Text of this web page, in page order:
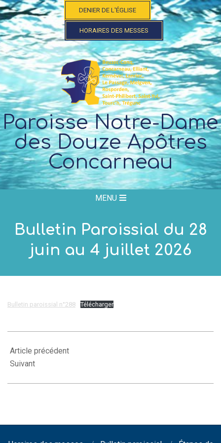
Skip
to
content
DENIER DE L'ÉGLISE
HORAIRES DES MESSES
Paroisse Notre-Dame
des Douze Apôtres
Concarneau
Menu
MENU
Bulletin Paroissial du 28
juin au 4 juillet 2026
Bulletin paroissial n°288 Télécharger
06-
26
Article précédent
Suivant